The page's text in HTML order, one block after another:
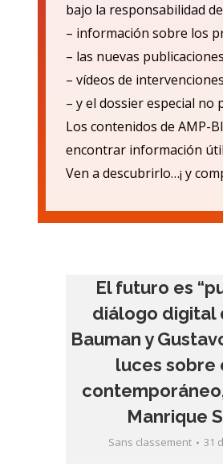
bajo la responsabilidad
– información sobre los
– las nuevas
– vídeos de
– y el dossier especial no
Los contenidos de AMP-
encontrar información ú
Ven a descubrirlo…¡ y
El futuro es
diálogo digital
Bauman y
luces sobre
Manrique
Sans classement 31